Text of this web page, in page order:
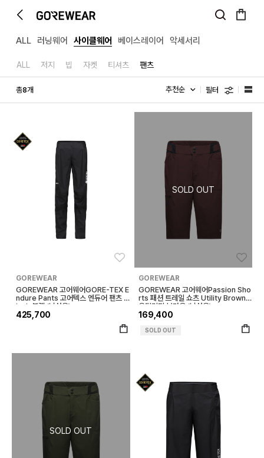
ALL 러닝웨어 사이클웨어 베이스레이어 악세서리
ALL 저지 빕 자켓 티셔츠 팬츠
총8개 필터
GOREWEAR
GOREWEAR 고어웨어GORE-TEX E
ndure Pants 고어텍스 엔듀어 팬츠 B
lack 블랙 (남성용)
425,700
GOREWEAR
GOREWEAR 고어웨어Passion Sho
rts 패션 트레일 쇼츠 Utility Brown
유틸리티 브라운 (남성용)
169,400
SOLD OUT